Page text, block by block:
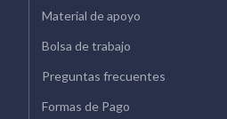
Material de apoyo
Bolsa de trabajo
Preguntas frecuentes
Formas de Pago